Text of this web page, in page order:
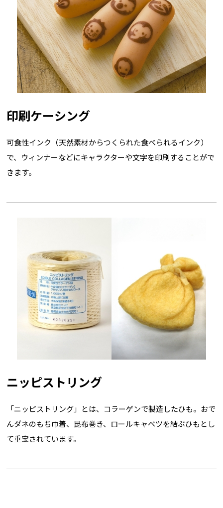
印刷ケーシング
可食性インク（天然素材からつくられた食べられるインク）
で、ウィンナーなどにキャラクターや文字を印刷することがで
きます。
ニッピストリング
「ニッピストリング」とは、コラーゲンで製造したひも。おで
んダネのもち巾着、昆布巻き、ロールキャベツを結ぶひもとし
て重宝されています。